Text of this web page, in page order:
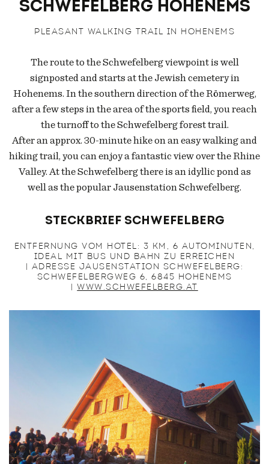
Schwefelberg Hohenems
PLEASANT WALKING TRAIL IN HOHENEMS
The route to the Schwefelberg viewpoint is well
signposted and starts at the Jewish cemetery in
Hohenems. In the southern direction of the Römerweg,
after a few steps in the area of the sports field, you reach
the turnoff to the Schwefelberg forest trail.
After an approx. 30-minute hike on an easy walking and
hiking trail, you can enjoy a fantastic view over the Rhine
Valley. At the Schwefelberg there is an idyllic pond as
well as the popular Jausenstation Schwefelberg.
Steckbrief Schwefelberg
ENTFERNUNG VOM HOTEL: 3 KM, 6 AUTOMINUTEN,
IDEAL MIT BUS UND BAHN ZU ERREICHEN
| ADRESSE JAUSENSTATION SCHWEFELBERG:
SCHWEFELBERGWEG 6, 6845 HOHENEMS
|WWW.SCHWEFELBERG.AT